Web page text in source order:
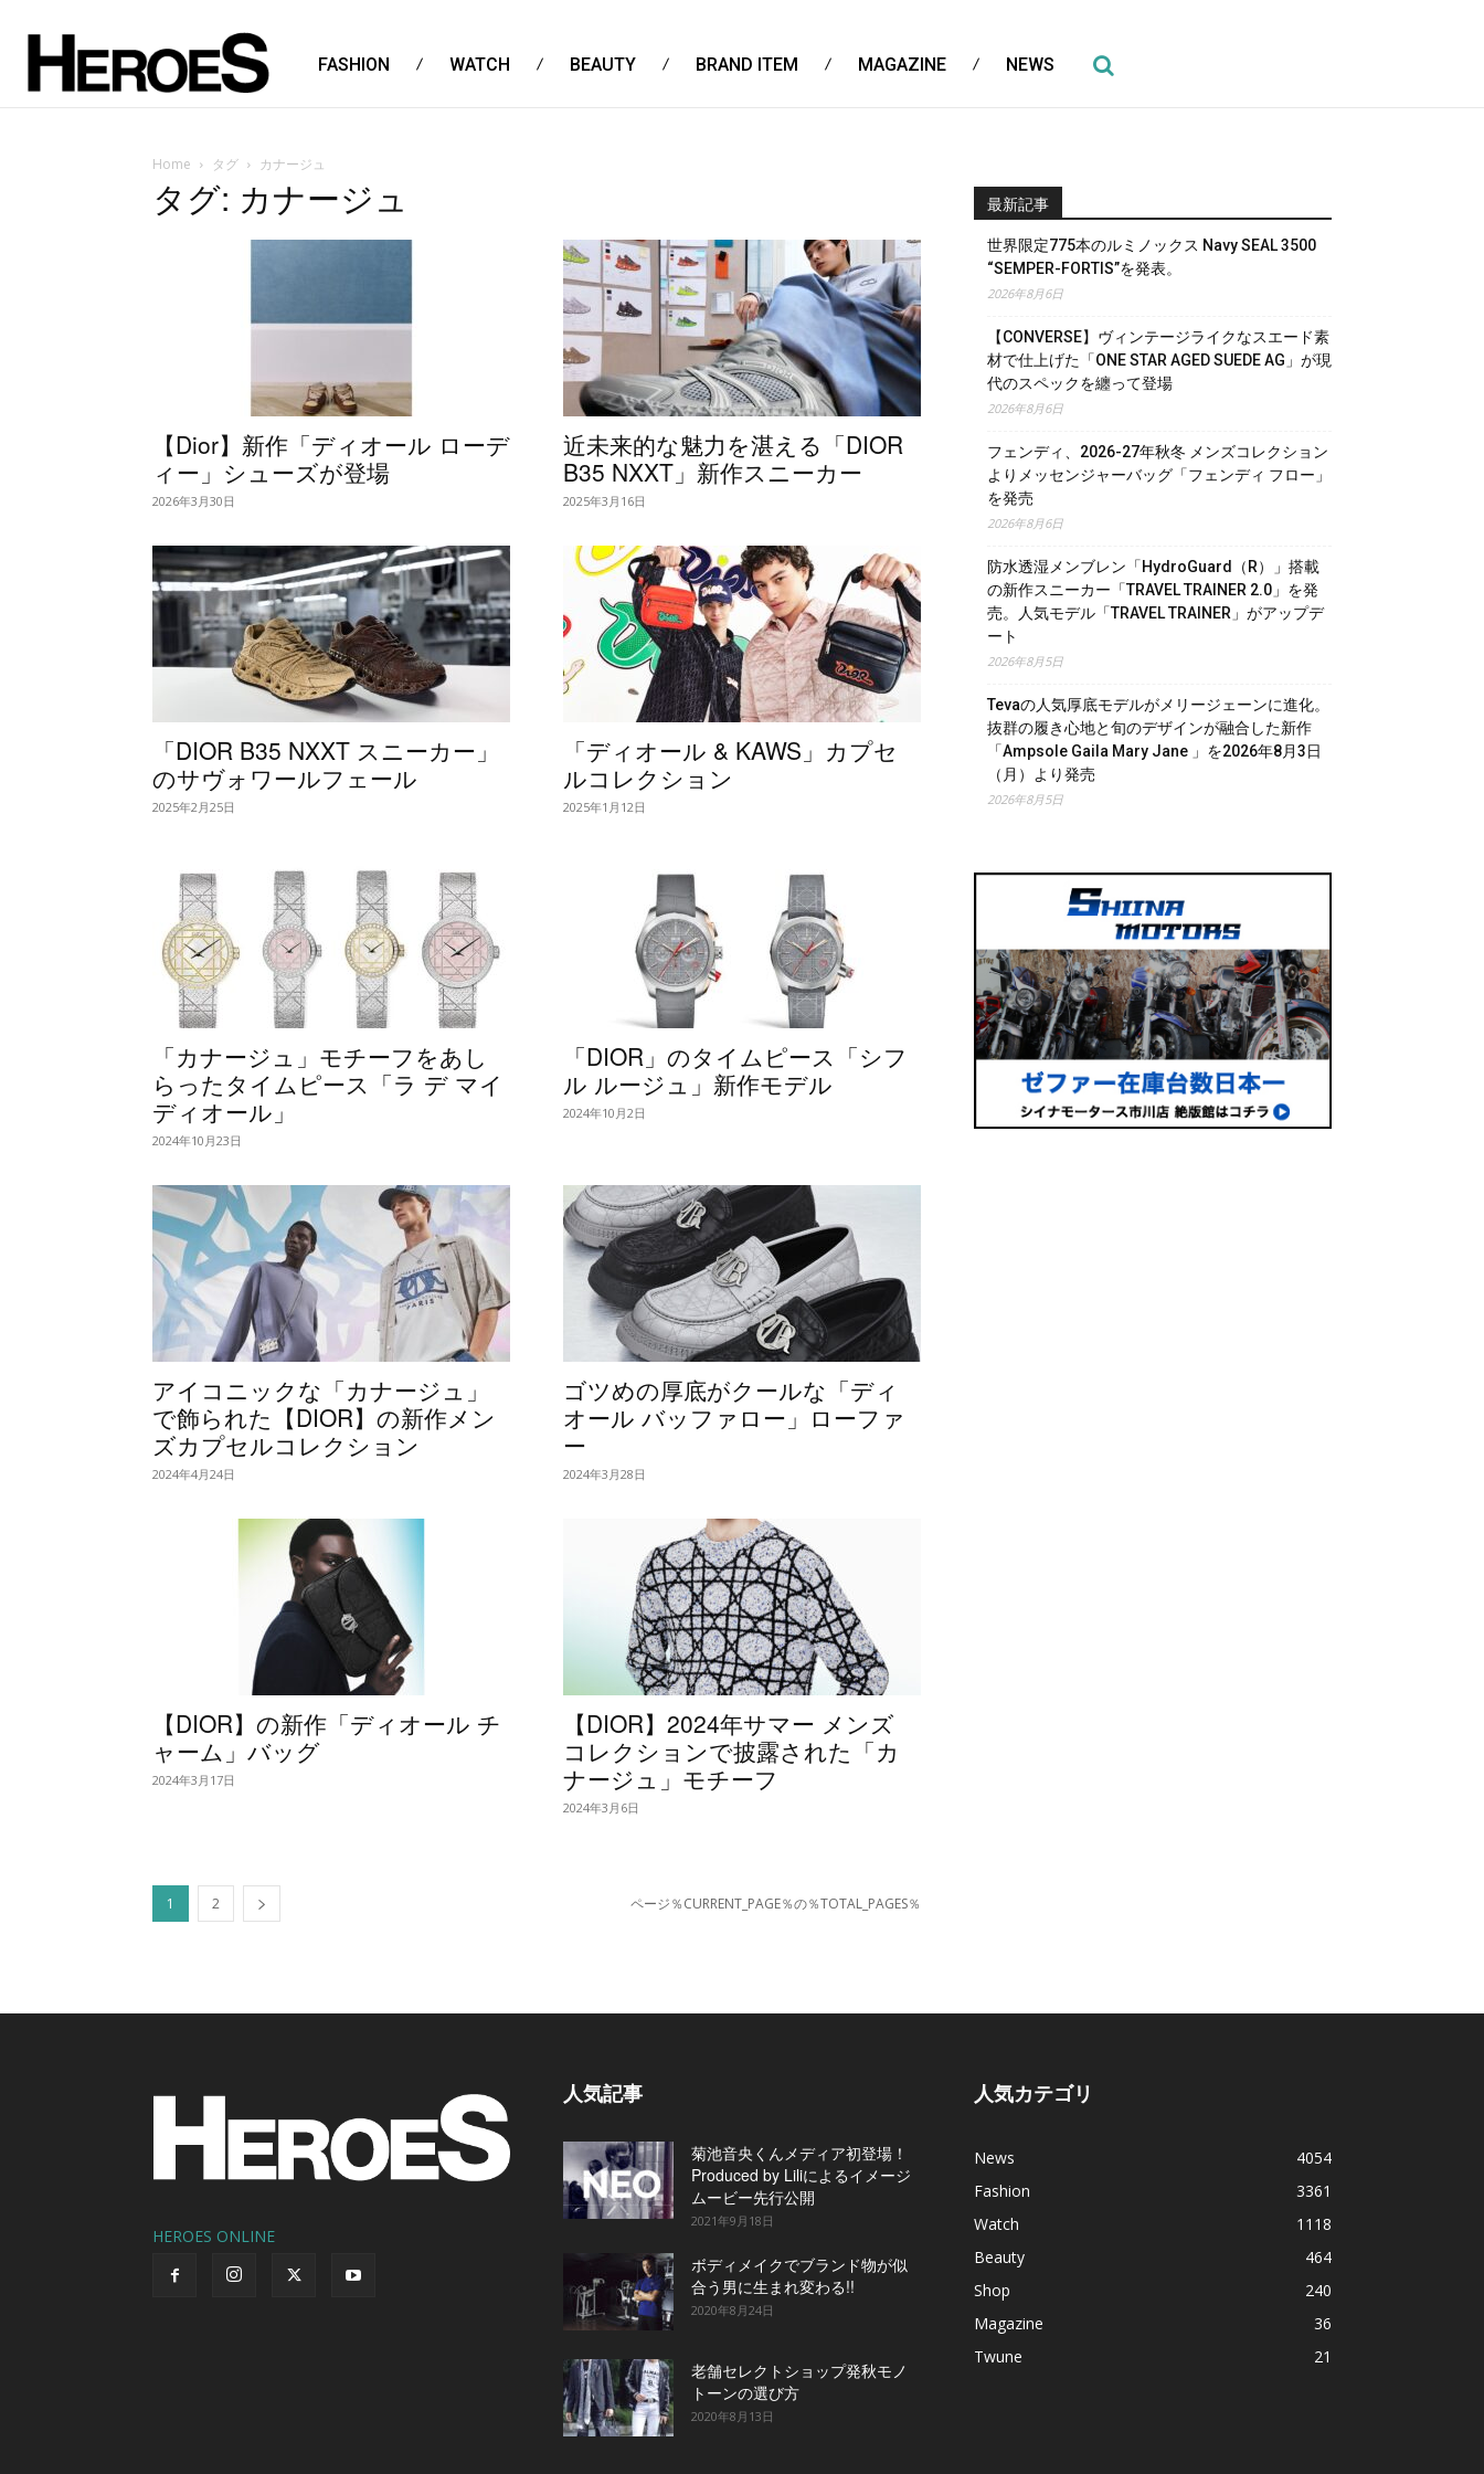
FASHION WATCH BEAUTY BRAND ITEM MAGAZINE NEWS
Home タグ カナージュ
タグ: カナージュ
【Dior】新作「ディオール ローデ
ィー」シューズが登場
2026年3月30日
近未来的な魅力を湛える「DIOR
B35 NXXT」新作スニーカー
2025年3月16日
「DIOR B35 NXXT スニーカー」
のサヴォワールフェール
2025年2月25日
「ディオール & KAWS」カプセ
ルコレクション
2025年1月12日
「カナージュ」モチーフをあし
らったタイムピース「ラ デ マイ
ディオール」
2024年10月23日
「DIOR」のタイムピース「シフ
ル ルージュ」新作モデル
2024年10月2日
アイコニックな「カナージュ」
で飾られた【DIOR】の新作メン
ズカプセルコレクション
2024年4月24日
ゴツめの厚底がクールな「ディ
オール バッファロー」ローファ
ー
2024年3月28日
【DIOR】の新作「ディオール チ
ャーム」バッグ
2024年3月17日
【DIOR】2024年サマー メンズ
コレクションで披露された「カ
ナージュ」モチーフ
2024年3月6日
1 2 ページ％CURRENT_PAGE％の％TOTAL_PAGES％
最新記事
世界限定775本のルミノックス Navy SEAL 3500
“SEMPER-FORTIS”を発表。
2026年8月6日
【CONVERSE】ヴィンテージライクなスエード素
材で仕上げた「ONE STAR AGED SUEDE AG」が現
代のスペックを纏って登場
2026年8月6日
フェンディ、2026-27年秋冬 メンズコレクション
よりメッセンジャーバッグ「フェンディ フロー」
を発売
2026年8月6日
防水透湿メンブレン「HydroGuard（R）」搭載
の新作スニーカー「TRAVEL TRAINER 2.0」を発
売。人気モデル「TRAVEL TRAINER」がアップデ
ート
2026年8月5日
Tevaの人気厚底モデルがメリージェーンに進化。
抜群の履き心地と旬のデザインが融合した新作
「Ampsole Gaila Mary Jane 」を2026年8月3日
（月）より発売
2026年8月5日
HEROES ONLINE
人気記事
菊池音央くんメディア初登場！
Produced by Liliによるイメージ
ムービー先行公開
2021年9月18日
ボディメイクでブランド物が似
合う男に生まれ変わる!!
2020年8月24日
老舗セレクトショップ発秋モノ
トーンの選び方
2020年8月13日
人気カテゴリ
News
4054
Fashion
3361
Watch
1118
Beauty
464
Shop
240
Magazine
36
Twune
21